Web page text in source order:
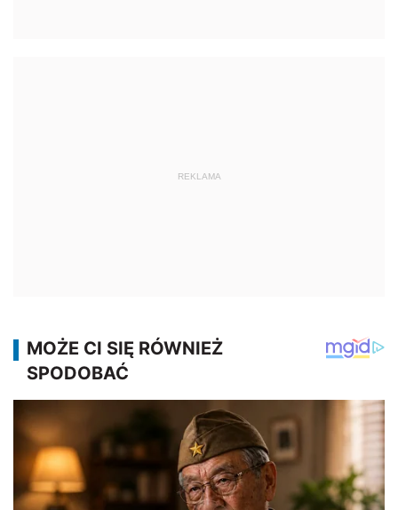
REKLAMA